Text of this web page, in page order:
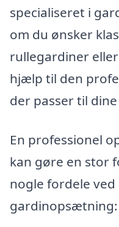
specialiseret i
om du ønsker
rullegardiner
hjælp til den
der passer til
En professionel
kan gøre en stor
nogle fordele
gardinopsætning: